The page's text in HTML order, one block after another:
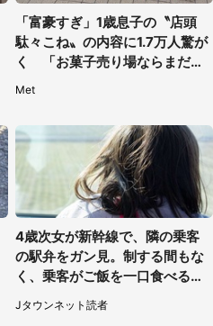
「富豪すぎ」1歳息子の〝店頭
駄々こね〟の内容に1.7万人驚が
く 「お菓子売り場ならまだし
も...」「ハードル高い」
Met
4歳次女が新幹線で、隣の乗客
の駅弁をガン見。制する間もな
く、乗客がご飯を一口食べると
（茨城県・50代女性）
Jタウンネット読者